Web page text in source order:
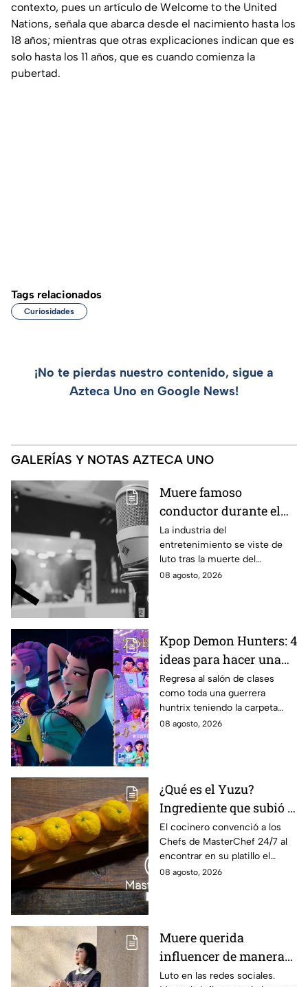
contexto, pues un artículo de Welcome to the United
Nations, señala que abarca desde el nacimiento hasta los
18 años; mientras que otras explicaciones indican que es
solo hasta los 11 años, que es cuando comienza la
pubertad.
Tags relacionados
Curiosidades
¡No te pierdas nuestro contenido, sigue a
Azteca Uno en Google News!
GALERÍAS Y NOTAS AZTECA UNO
Muere famoso
conductor durante el
estreno de su programa
en vivo; así fueron sus
últimos momentos al
aire
La industria del
entretenimiento se viste de
luto tras la muerte del
conductor Pablo Balario, quien
08 agosto, 2026
Kpop Demon Hunters: 4
ideas para hacer una
carpeta escolar este
regreso a clases 2026,
inspiradas en Rumi,
Zoey y Mira
Regresa al salón de clases
como toda una guerrera
huntrix teniendo la carpeta
más original para anotar todos
08 agosto, 2026
¿Qué es el Yuzu?
Ingrediente que subió a
Lancer al balcón de
MasterChef 24/7 este
"Viernes de salvación"
El cocinero convenció a los
Chefs de MasterChef 24/7 al
encontrar en su platillo el
balance perfecto.
08 agosto, 2026
Muere querida
influencer de manera
repentina; su madre
Luto en las redes sociales.